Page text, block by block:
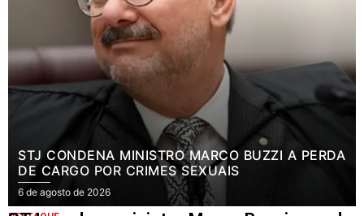
STJ CONDENA MINISTRO MARCO BUZZI A PERDA
DE CARGO POR CRIMES SEXUAIS
6 de agosto de 2026